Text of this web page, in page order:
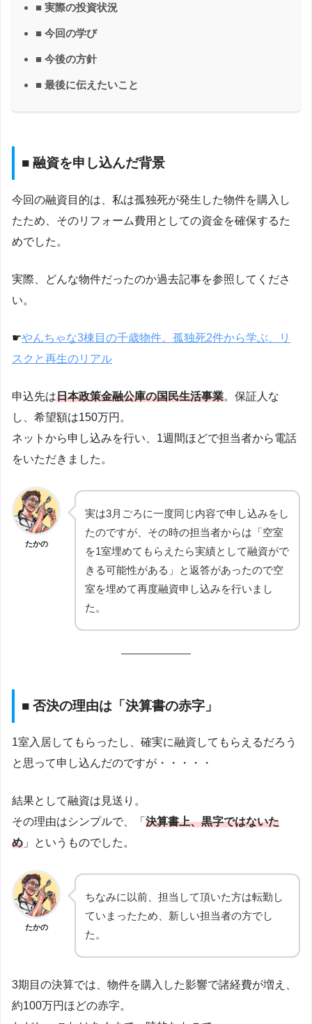
■ 実際の投資状況
■ 今回の学び
■ 今後の方針
■ 最後に伝えたいこと
■ 融資を申し込んだ背景
今回の融資目的は、私は孤独死が発生した物件を購入し
たため、そのリフォーム費用としての資金を確保するた
めでした。
実際、どんな物件だったのか過去記事を参照してくださ
い。
☛やんちゃな3棟目の千歳物件。孤独死2件から学ぶ、リ
スクと再生のリアル
申込先は日本政策金融公庫の国民生活事業。保証人な
し、希望額は150万円。
ネットから申し込みを行い、1週間ほどで担当者から電話
をいただきました。
たかの
実は3月ごろに一度同じ内容で申し込みをし
たのですが、その時の担当者からは「空室
を1室埋めてもらえたら実績として融資がで
きる可能性がある」と返答があったので空
室を埋めて再度融資申し込みを行いまし
た。
■ 否決の理由は「決算書の赤字」
1室入居してもらったし、確実に融資してもらえるだろう
と思って申し込んだのですが・・・・・
結果として融資は見送り。
その理由はシンプルで、「 決算書上、黒字ではないた
め 」というものでした。
たかの
ちなみに以前、担当して頂いた方は転勤し
ていまったため、新しい担当者の方でし
た。
3期目の決算では、物件を購入した影響で諸経費が増え、
約100万円ほどの赤字。